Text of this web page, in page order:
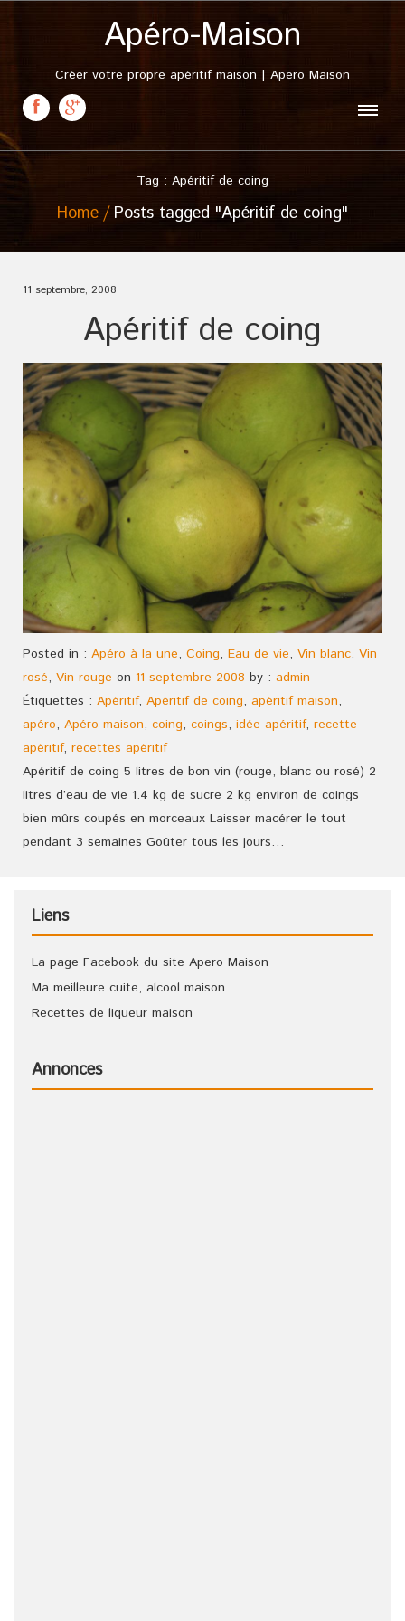
Apéro-Maison
Créer votre propre apéritif maison | Apero Maison
Tag : Apéritif de coing
Home Posts tagged "Apéritif de coing"
11 septembre, 2008
Apéritif de coing
Posted in : Apéro à la une, Coing, Eau de vie, Vin blanc, Vin
rosé, Vin rouge on 11 septembre 2008 by : admin
Étiquettes : Apéritif, Apéritif de coing, apéritif maison,
apéro, Apéro maison, coing, coings, idée apéritif, recette
apéritif, recettes apéritif
Apéritif de coing 5 litres de bon vin (rouge, blanc ou rosé) 2
litres d’eau de vie 1.4 kg de sucre 2 kg environ de coings
bien mûrs coupés en morceaux Laisser macérer le tout
pendant 3 semaines Goûter tous les jours…
Liens
La page Facebook du site Apero Maison
Ma meilleure cuite, alcool maison
Recettes de liqueur maison
Annonces